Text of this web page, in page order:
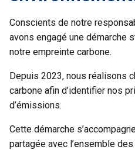
Conscients de notre
avons engagé une démarche
notre empreinte carbone.
Depuis 2023, nous réalisons
carbone afin d’identifier nos
d’émissions.
Cette démarche
partagée avec l’ensemble